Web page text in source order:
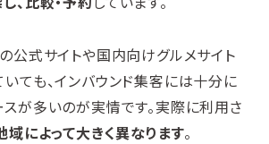
公式サイトや国内向けグルメサイト
ても、インバウンド集客には十分に
が多いのが実情です。実際に利用さ
域によって大きく異なります。